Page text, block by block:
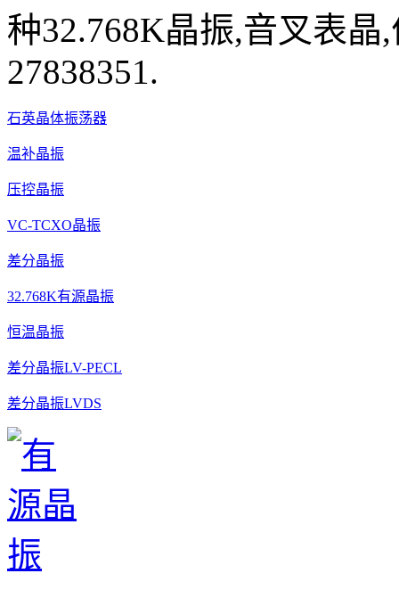
种32.768K晶振,音叉表晶
27838351.
石英晶体振荡器
温补晶振
压控晶振
VC-TCXO晶振
差分晶振
32.768K有源晶振
恒温晶振
差分晶振LV-PECL
差分晶振LVDS